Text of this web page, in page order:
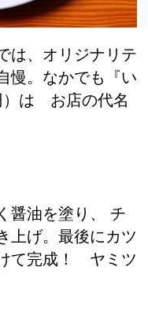
は、オリジナリテ
慢。なかでも『い
）は お店の代名
醤油を塗り、 チ
上げ。最後にカツ
て完成！ ヤミツ